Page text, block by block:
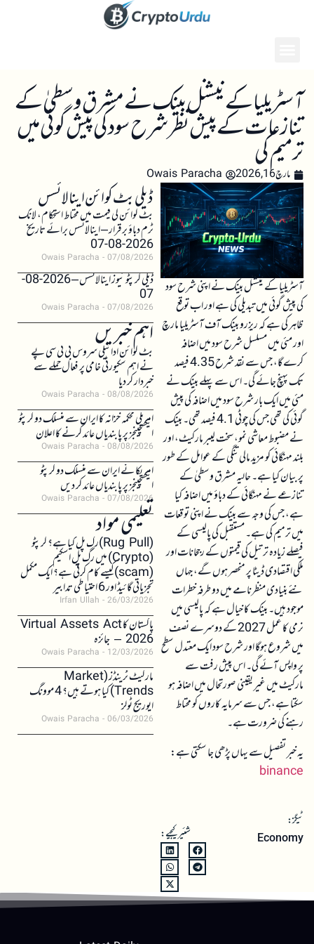
آسٹریلیا کے نیشنل بینک نے مشرق وسطیٰ کے
تنازعات کے پیش نظر شرح سود کی پیش گوئی میں
ترمیم کی
مارچ 16, 2026 Owais Paracha
آسٹریلیا کے نیشنل بینک نے اپنی شرح سود
کی پیش گوئی میں تبدیلی کی ہے اور اب توقع
ظاہر کی ہے کہ ریزرو بینک آف آسٹریلیا مارچ
اور مئی میں مسلسل شرح سود میں اضافہ
کرے گا، جس سے نقد شرح 4.35 فیصد
تک پہنچ جائے گی۔ اس سے پہلے بینک نے
مئی میں ایک بار شرح سود میں اضافہ کی پیش
گوئی کی تھی جس کی چوٹی 4.1 فیصد تھی۔ بینک
نے مضبوط معاشی نمو، سخت لیبر مارکیٹ، اور
بلند مہنگائی کو مزید مالی تنگی کے عوامل کے طور
پر بیان کیا ہے۔ حالیہ مشرق وسطیٰ کے
تنازعے نے مہنگائی کے دباؤ میں اضافہ کیا
ہے، جس کی وجہ سے بینک نے اپنی توقعات
میں ترمیم کی ہے۔ مستقبل کی پالیسی کے
فیصلے زیادہ تر تیل کی قیمتوں کے رجحانات اور
ملکی اقتصادی ڈیٹا پر منحصر ہوں گے، جہاں
نئے بنیادی منظرنامے میں دو طرفہ خطرات
موجود ہیں۔ بینک کا خیال ہے کہ پالیسی میں
نرمی کا عمل 2027 کے دوسرے نصف
میں شروع ہوگا اور شرح سود ایک معتدل سطح
پر واپس آئے گی۔ اس پیش رفت سے
مارکیٹ میں غیر یقینی صورتحال میں اضافہ ہو
سکتا ہے، جس سے سرمایہ کاروں کو محتاط
رہنے کی ضرورت ہے۔
یہ خبر تفصیل سے یہاں پڑھی جا سکتی ہے:
binance
ٹیگز:
Economy شئیر کیجیے:
ڈیلی بٹ کوائن اینالائسس
بٹ کوائن کی قیمت میں محتاط استحکام، لانگ
ٹرم دباؤ برقرار – اینالائسس برائے تاریخ
2026-08-07
Owais Paracha 07/08/2026
ڈیلی کرپٹو نیوز اینالائسس – 2026-08-
07
Owais Paracha 07/08/2026
اہم خبریں
بٹ کوائن ادائیگی سروس بی ٹی سی پے
نے اہم سکیورٹی خامی پر فعال حملے سے
خبردار کر دیا
Owais Paracha 08/08/2026
امریکی محکمہ خزانہ کا ایران سے منسلک دو کرپٹو
ایکسچینجز پر پابندیاں عائد کرنے کا اعلان
Owais Paracha 08/08/2026
امریکا نے ایران سے منسلک دو کرپٹو
ایکسچینجز پر پابندیاں عائد کر دیں
Owais Paracha 07/08/2026
تعلیمی مواد(Rug Pull)رگ پل کیا ہے؟ کرپٹو
(Crypto) میں رگ پل اسکیم
(scam)کیسے کام کرتی ہے؟ ایک مکمل
تجزیاتی گائیڈ اور 6 احتیاطی تدابیر
Irfan Ullah 26/03/2026
پاکستان کا Virtual Assets Act
2026 – جائزہ
Owais Paracha 12/03/2026
مارکیٹ ٹرینڈز (Market
Trends) کیا ہوتے ہیں؟ 4 موونگ
ایوریج ٹولز
Owais Paracha 06/03/2026